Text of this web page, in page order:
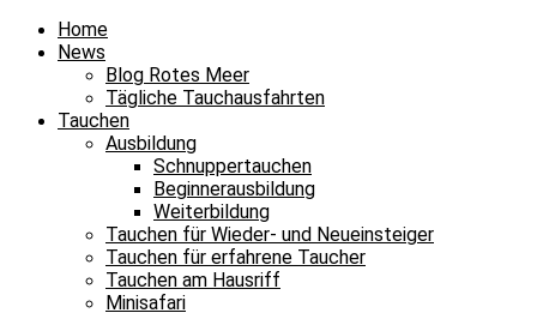
Home
News
Blog Rotes Meer
Tägliche Tauchausfahrten
Tauchen
Ausbildung
Schnuppertauchen
Beginnerausbildung
Weiterbildung
Tauchen für Wieder- und Neueinsteiger
Tauchen für erfahrene Taucher
Tauchen am Hausriff
Minisafari